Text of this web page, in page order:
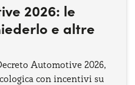
2026: le
e altre
Automotive 2026,
con incentivi su